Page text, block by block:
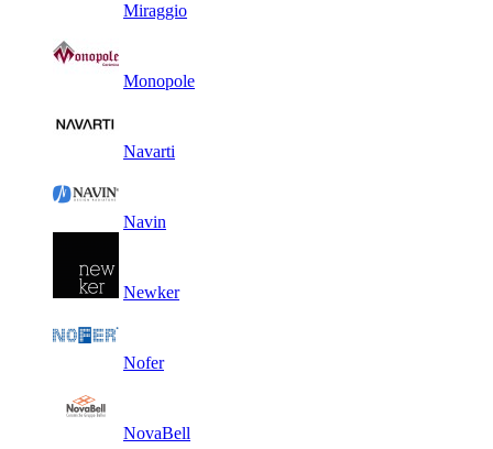
Miraggio
Monopole
Navarti
Navin
Newker
Nofer
NovaBell